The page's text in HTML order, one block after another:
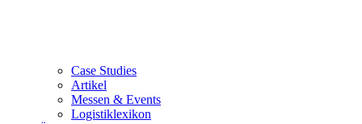
Case Studies
Artikel
Messen & Events
Logistiklexikon